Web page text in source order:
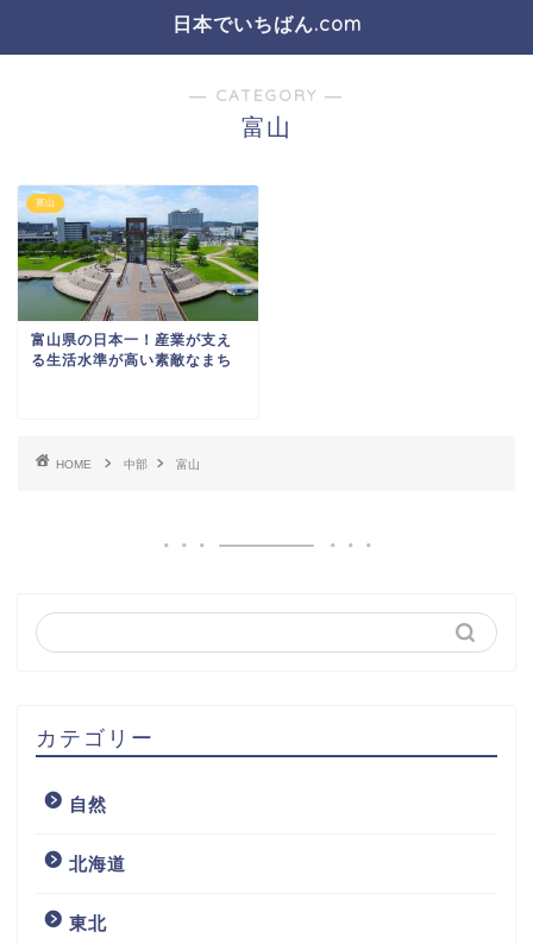
日本でいちばん.com
― CATEGORY ―
富山
富山
富山県の日本一！産業が支え
る生活水準が高い素敵なまち
HOME 中部 富山
カテゴリー
自然
北海道
東北